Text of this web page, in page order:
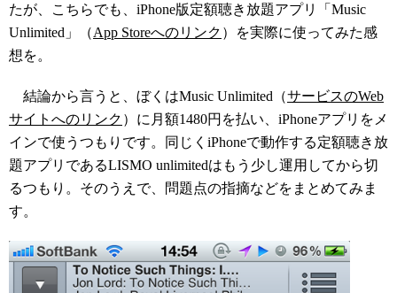
たが、こちらでも、iPhone版定額聴き放題アプリ「Music
Unlimited」（App Storeへのリンク ）を実際に使ってみた感
想を。
結論から言うと、ぼくはMusic Unlimited（サービスのWeb
サイトへのリンク ）に月額1480円を払い、iPhoneアプリをメ
インで使うつもりです。同じくiPhoneで動作する定額聴き放
題アプリであるLISMO unlimitedはもう少し運用してから切
るつもり。そのうえで、問題点の指摘などをまとめてみま
す。